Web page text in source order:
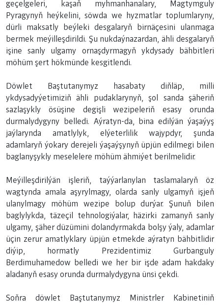
geçelgeleri, kaşaň myhmanhanalary, Magtymguly
Pyragynyň heýkelini, söwda we hyzmatlar toplumlaryny,
dürli maksatly beýleki desgalaryň birnäçesini ulanmaga
bermek meýilleşdirildi. Şu nukdaýnazardan, ähli desgalaryň
işine sanly ulgamy ornaşdyrmagyň ykdysady bähbitleri
möhüm şert hökmünde kesgitlendi.
Döwlet Baştutanymyz hasabaty diňläp, milli
ykdysadyýetimiziň ähli pudaklarynyň, şol sanda şäheriň
sazlaşykly ösüşine degişli wezipeleriň esasy orunda
durmalydygyny belledi. Aýratyn-da, bina edilýän ýaşaýyş
jaýlarynda amatlylyk, elýeterlilik wajypdyr, şunda
adamlaryň ýokary derejeli ýaşaýşynyň üpjün edilmegi bilen
baglanyşykly meselelere möhüm ähmiýet berilmelidir.
Meýilleşdirilýän işleriň, taýýarlanylan taslamalaryň öz
wagtynda amala aşyrylmagy, olarda sanly ulgamyň işjeň
ulanylmagy möhüm wezipe bolup durýar. Şunuň bilen
baglylykda, täzeçil tehnologiýalar, häzirki zamanyň sanly
ulgamy, şäher düzümini dolandyrmakda bolşy ýaly, adamlar
üçin zerur amatlyklary üpjün etmekde aýratyn bähbitlidir
diýip, hormatly Prezidentimiz Gurbanguly
Berdimuhamedow belledi we her bir işde adam hakdaky
aladanyň esasy orunda durmalydygyna ünsi çekdi.
Soňra döwlet Baştutanymyz Ministrler Kabinetiniň